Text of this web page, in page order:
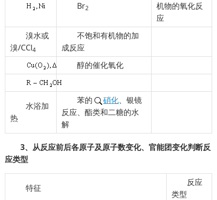
Br2
机物的氧化反
应
溴水或
溴/CCl4
不饱和有机物的加
成反应
醇的催化氧化
水浴加
热
苯的 硝化、银镜
反应、酯类和二糖的水
解
3、从反应前后各原子及原子数变化、官能团变化判断反
应类型
特征
反应
类型